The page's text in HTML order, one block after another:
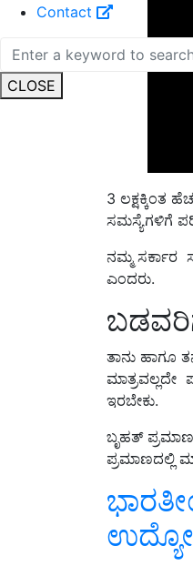
Contact
CLOSE
3 ಲಕ್ಷಕ್ಕಿಂತ
ಸಮಸ್ಯೆಗಳಿಗೆ
ನಮ್ಮ
ಎಂದರು.
ತಾನು ಹಾಗೂ
ಮಾತ್ರವಲ್ಲದೇ
ಇರಬೇಕು.
ಪ್ರಮಾಣದಲ್ಲಿ